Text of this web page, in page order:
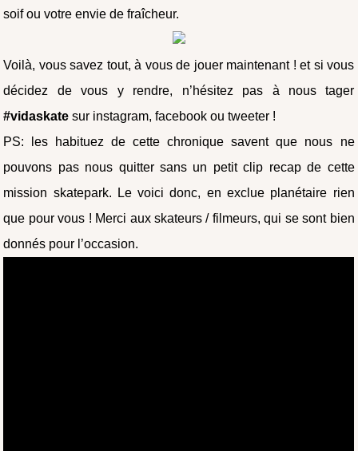
soif ou votre envie de fraîcheur.
Voilà, vous savez tout, à vous de jouer maintenant ! et si vous
décidez de vous y rendre, n’hésitez pas à nous tager
#vidaskate sur instagram, facebook ou tweeter !
PS: les habituez de cette chronique savent que nous ne
pouvons pas nous quitter sans un petit clip recap de cette
mission skatepark. Le voici donc, en exclue planétaire rien
que pour vous ! Merci aux skateurs / filmeurs, qui se sont bien
donnés pour l’occasion.